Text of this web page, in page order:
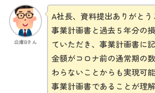
公庫Bさん
A社長、資料提出ありがとう
事業計画書と過去５年分の
ていただき、事業計画書に
金額がコロナ前の通常期の
わらないことからも実現可
事業計画書であることが理解